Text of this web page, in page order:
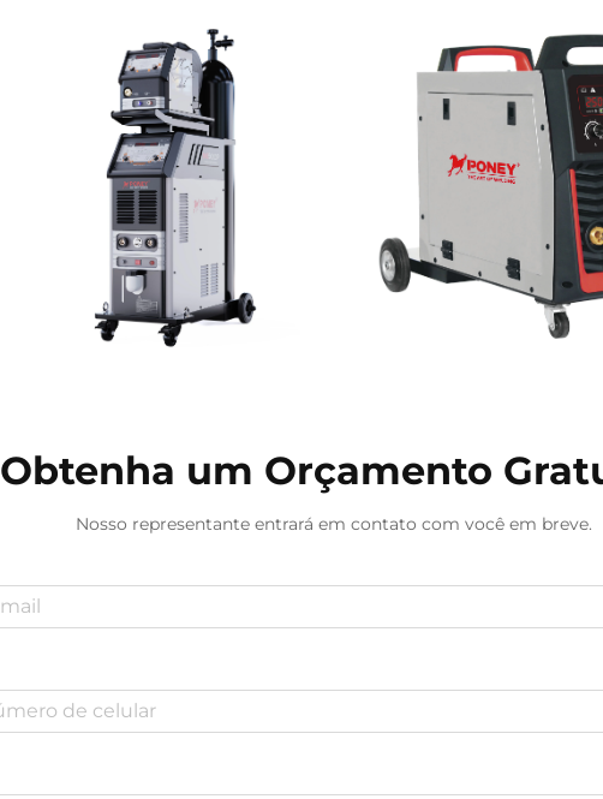
Obtenha um Orçamento
Nosso representante entrará em contato com você em breve.